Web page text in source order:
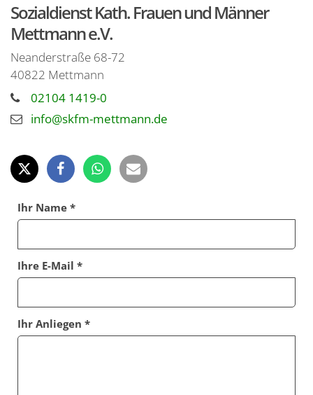
Sozialdienst Kath. Frauen und Männer
Mettmann e.V.
Neanderstraße 68-72
40822 Mettmann
02104 1419-0
info@skfm-mettmann.de
Ihr Name *
Ihre E-Mail *
Ihr Anliegen *